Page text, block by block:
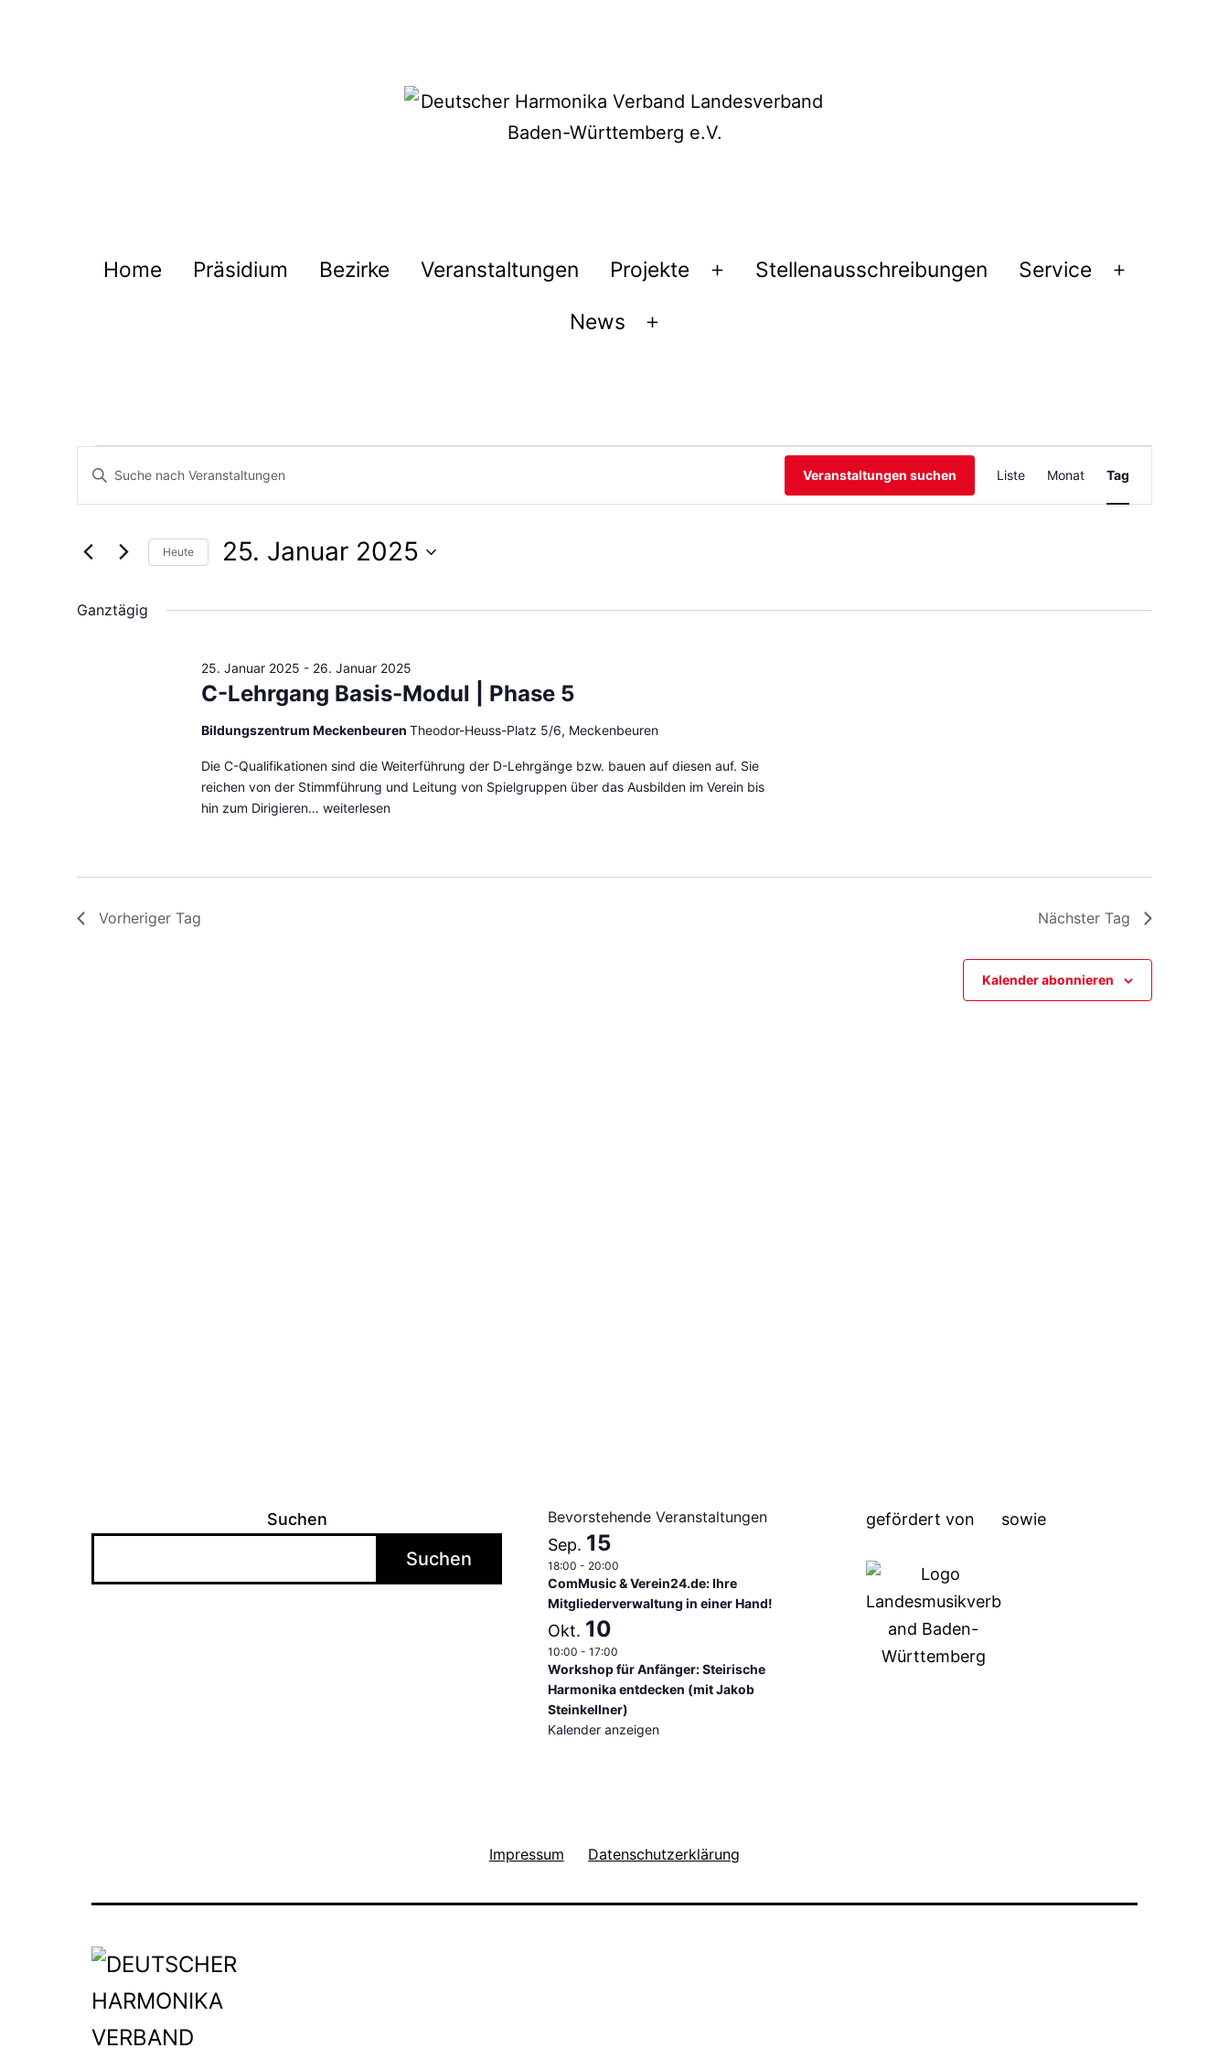
Home Präsidium Bezirke Veranstaltungen Projekte
MenüStellenausschreibungen Service
Menü
News
Menü
Veranstaltungen
für
25.
Januar
2025
Veranstaltungen
Suche
Navigation
Bitte
Suche
Veranstaltungen
Veranstaltungen suchen
Ansichten-
Liste Monat Tag
Heute 25. Januar 2025
wählen.
Ganztägig
C-Lehrgang Basis-Modul | Phase 5
25. Januar 2025 - 26. Januar 2025
Bildungszentrum Meckenbeuren Theodor-Heuss-Platz 5/6, Meckenbeuren
Die C-Qualifikationen sind die Weiterführung der D-Lehrgänge bzw. bauen auf diesen auf. Sie
reichen von der Stimmführung und Leitung von Spielgruppen über das Ausbilden im Verein bis
hin zum Dirigieren… C-
weiterlesen
Vorheriger Tag Nächster Tag
Kalender abonnieren
Suchen
Suchen
Bevorstehende Veranstaltungen
Sep. 15
18:00 - 20:00
ComMusic & Verein24.de: Ihre
Mitgliederverwaltung in einer Hand!
Okt. 10
10:00 - 17:00
Workshop für Anfänger: Steirische
Harmonika entdecken (mit Jakob
Steinkellner)
Kalender anzeigen
gefördert von sowie
Impressum Datenschutzerklärung